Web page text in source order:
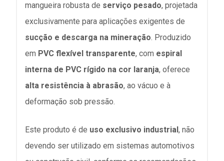
mangueira robusta de serviço pesado, projetada
exclusivamente para aplicações exigentes de
sucção e descarga na mineração. Produzido
em PVC flexível transparente, com espiral
interna de PVC rígido na cor laranja, oferece
alta resistência à abrasão, ao vácuo e à
deformação sob pressão.
Este produto é de uso exclusivo industrial, não
devendo ser utilizado em sistemas automotivos